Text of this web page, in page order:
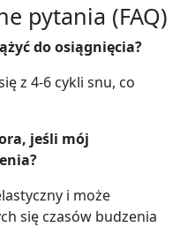
pytania (FAQ)
do osiągnięcia?
z 4-6 cykli snu, co
jeśli mój
i może
się czasów budzenia